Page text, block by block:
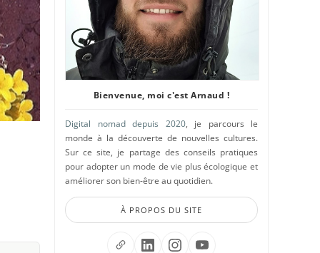
Bienvenue, moi c'est Arnaud !
Digital nomad depuis 2020, je parcours le
monde à la découverte de nouvelles cultures.
Sur ce site, je partage des conseils pratiques
pour adopter un mode de vie plus écologique et
améliorer son bien-être au quotidien.
À PROPOS DU SITE